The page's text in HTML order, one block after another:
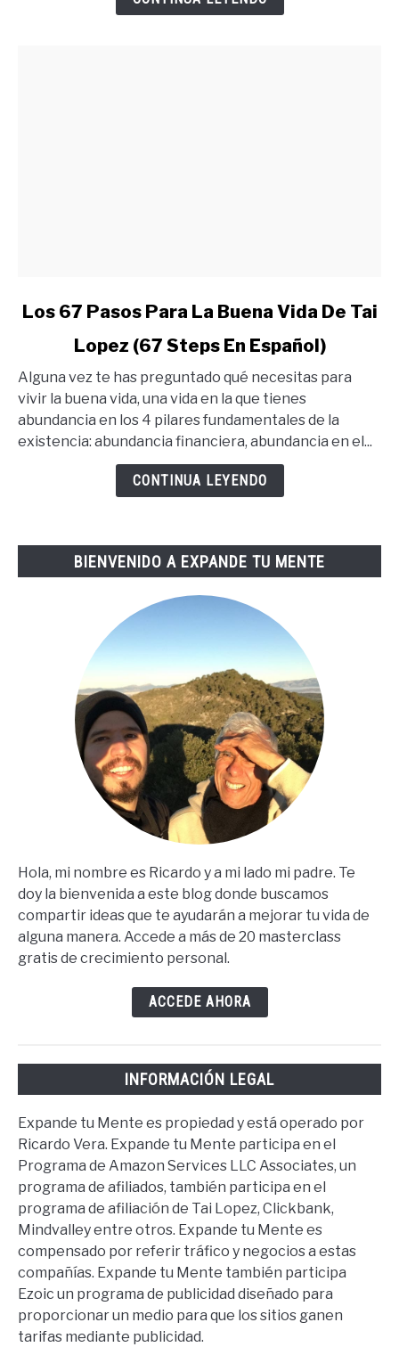
link
67
Pasos
Para
Steps
Los 67 Pasos Para La Buena Vida De Tai
Lopez (67 Steps En Español)
Alguna vez te has preguntado qué necesitas para
vivir la buena vida, una vida en la que tienes
abundancia en los 4 pilares fundamentales de la
existencia: abundancia financiera, abundancia en el...
CONTINUA LEYENDO
BIENVENIDO A EXPANDE TU MENTE
Hola, mi nombre es Ricardo y a mi lado mi padre. Te
doy la bienvenida a este blog donde buscamos
compartir ideas que te ayudarán a mejorar tu vida de
alguna manera. Accede a más de 20 masterclass
gratis de crecimiento personal.
ACCEDE AHORA
INFORMACIÓN LEGAL
Expande tu Mente es propiedad y está operado por
Ricardo Vera. Expande tu Mente participa en el
Programa de Amazon Services LLC Associates, un
programa de afiliados, también participa en el
programa de afiliación de Tai Lopez, Clickbank,
Mindvalley entre otros. Expande tu Mente es
compensado por referir tráfico y negocios a estas
compañías. Expande tu Mente también participa
Ezoic un programa de publicidad diseñado para
proporcionar un medio para que los sitios ganen
tarifas mediante publicidad.